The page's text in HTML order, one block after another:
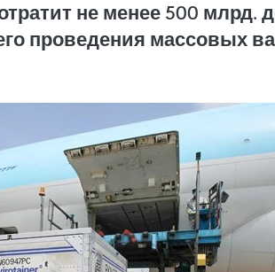
не менее 500 млрд.
проведения массовых